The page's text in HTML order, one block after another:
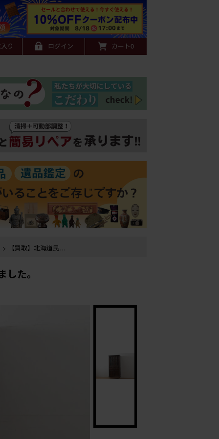
り ログイン カート0
た。